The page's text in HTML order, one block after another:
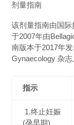
剂量指南
该剂量指南由国
于2007年由
南版本于2017年
Gynaecology 杂志
指示
1.终止妊娠
(孕早期)